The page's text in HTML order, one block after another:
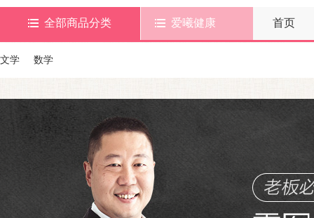
全部商品分类 爱曦健康 首页
文学 数学